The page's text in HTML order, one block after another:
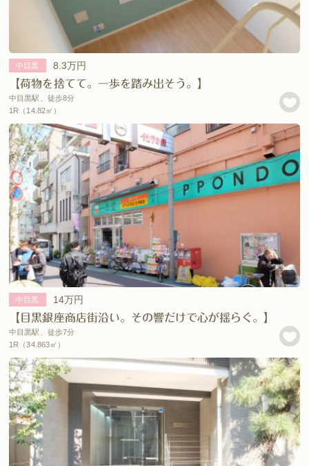
中目黒
8.3万円
【荷物を捨てて。一歩を踏み出そう。】
中目黒駅、徒歩8分
1R（14.82㎡）
中目黒
14万円
【目黒銀座商店街沿い。その響だけで心が揺らぐ。】
中目黒駅、徒歩7分
1R（34.863㎡）